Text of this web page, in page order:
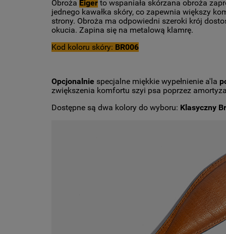
Obroża Eiger to wspaniała skórzana obroża
jednego kawałka skóry, co zapewnia większy
strony. Obroża ma odpowiedni szeroki krój
okucia. Zapina się na metalową klamrę.
Kod koloru skóry: BR006
Opcjonalnie specjalne miękkie wypełnienie a'la
zwiększenia komfortu szyi psa poprzez
Dostępne są dwa kolory do wyboru: Klasyczny